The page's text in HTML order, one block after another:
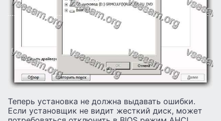
Теперь установка не должна выдавать ошибки.
Если установщик не видит жесткий диск, может